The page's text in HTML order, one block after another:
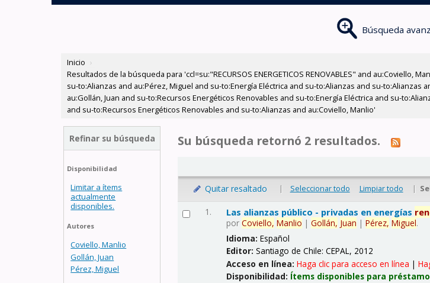
Búsqueda
Inicio ›
Resultados de la búsqueda para 'ccl=su:"RECURSOS ENERGETICOS RENOVABLES" and au:Coviello,
su-to:Alianzas and au:Pérez, Miguel and su-to:Energía Eléctrica and su-to:Alianzas and su-to:Alianzas
au:Gollán, Juan and su-to:Recursos Energéticos Renovables and su-to:Energía Eléctrica and su-
and su-to:Recursos Energéticos Renovables and su-to:Alianzas and au:Coviello, Manlio'
Refinar su búsqueda
Disponibilidad
Limitar a ítems
actualmente
disponibles.
Autores
Coviello, Manlio
Gollán, Juan
Pérez, Miguel
Su búsqueda retornó 2 resultados.
Quitar resaltado | Seleccionar todo Limpiar todo |
1. Las alianzas público - privadas en energías
porCoviello, Manlio |Gollán, Juan |Pérez, Miguel.
Idioma:Español
Editor:Santiago de Chile: CEPAL, 2012
Acceso en línea:Haga clic para acceso en línea |
Disponibilidad: Ítems disponibles para